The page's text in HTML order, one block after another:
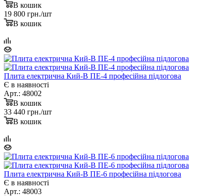
В кошик
19 800 грн./шт
В кошик
Плита електрична Кий-В ПЕ-4 професійна підлогова
Є в наявності
Арт.: 48002
В кошик
33 440 грн./шт
В кошик
Плита електрична Кий-В ПЕ-6 професійна підлогова
Є в наявності
Арт.: 48003